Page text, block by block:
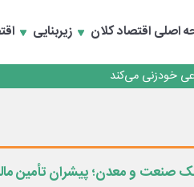
اصلیاقتصاد کلان زیربنایی
می‌شود
خودزنی می‌کند
به باد داد
صنعت و معدن؛ پیشران تأمین